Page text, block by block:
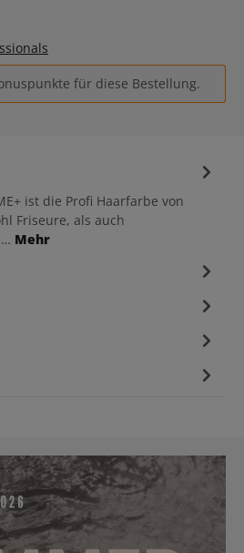
für diese Bestellung.
ist die Profi Haarfarbe von
Friseure, als auch
Mehr